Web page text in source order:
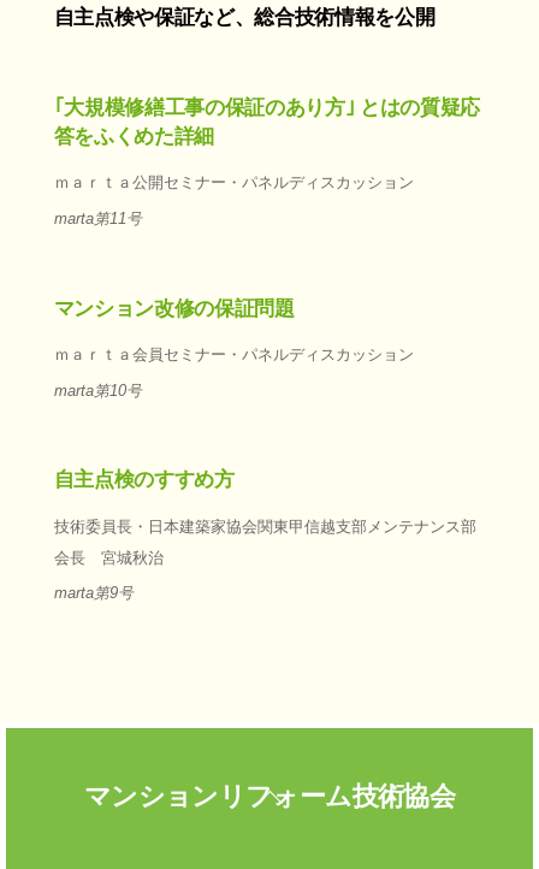
自主点検や保証など、総合技術情報を公開
｢大規模修繕工事の保証のあり方｣ とはの質疑応
答をふくめた詳細
ｍａｒｔａ公開セミナー・パネルディスカッション
marta第11号
マンション改修の保証問題
ｍａｒｔａ会員セミナー・パネルディスカッション
marta第10号
自主点検のすすめ方
技術委員長・日本建築家協会関東甲信越支部メンテナンス部
会長 宮城秋治
marta第9号
Back
To
マンションリフォーム技術協会